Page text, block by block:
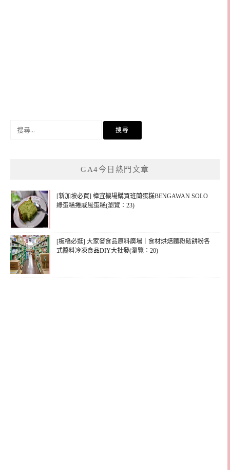
GA4今日熱門文章
[新加坡必買] 樟宜機場購買班蘭蛋糕BENGAWAN SOLO
綠蛋糕捲戚風蛋糕(瀏覽：23)
[板橋必逛] 大家發食品原料廣場｜食材烘焙麵粉鬆餅粉各
式醬料冷凍食品DIY大批發(瀏覽：20)